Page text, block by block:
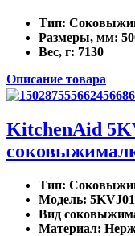
Тип:
Размеры, мм:
Вес, г: 7130
Описание товара
KitchenAid
Тип:
Модель:
Вид
Материал: